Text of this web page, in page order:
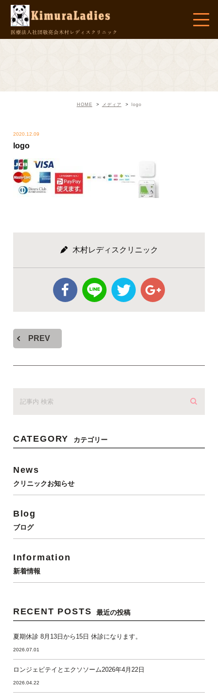
医療法人社団敬亮会 木村レディスクリニック
HOME メディア logo
2020.12.09
logo
木村レディスクリニック
PREV
CATEGORY カテゴリー
News
クリニックお知らせ
Blog
ブログ
Information
新着情報
RECENT POSTS 最近の投稿
夏期休診 8月13日から15日 休診になります。
2026.07.01
ロンジェビテイとエクソソーム2026年4月22日
2026.04.22